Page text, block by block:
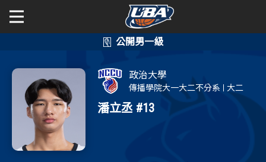
公開男一級 賽事資訊
賽程表
公開女一級
賽事資訊
賽程表
二級與一般組
政治大學
傳播學院大一大二不分系 大二
潘立丞 #13